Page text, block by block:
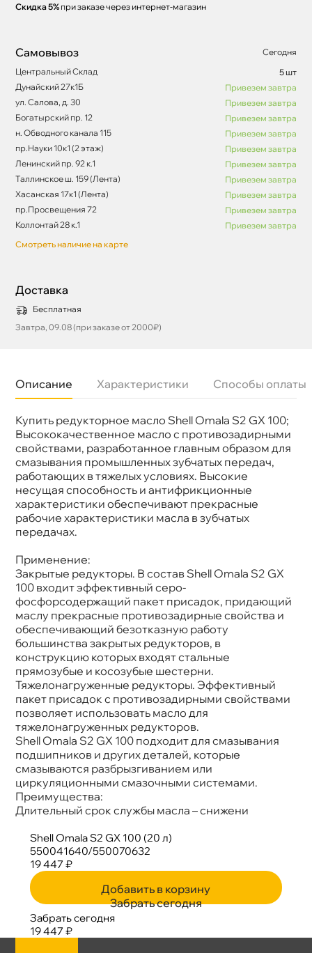
Скидка 5% при заказе через интернет-магазин
Самовывоз
Сегодня
Центральный Склад
5 шт
Дунайский 27к1Б
Привезем завтра
ул. Салова, д. 30
Привезем завтра
Богатырский пр. 12
Привезем завтра
н. Обводного канала 115
Привезем завтра
пр.Науки 10к1 (2 этаж)
Привезем завтра
Ленинский пр. 92 к.1
Привезем завтра
Таллинское ш. 159 (Лента)
Привезем завтра
Хасанская 17к1 (Лента)
Привезем завтра
пр.Просвещения 72
Привезем завтра
Коллонтай 28 к.1
Привезем завтра
Смотреть наличие на карте
Доставка
Бесплатная
Завтра, 09.08 (при заказе от 2000₽)
Описание Характеристики Способы оплаты
Купить редукторное масло Shell Omala S2 GX 100;
ысококачественное масло с противозадирными
свойствами, разработанное главным образом для
смазывания промышленных зубчатых передач,
работающих в тяжелых условиях. Высокие
несущая способность и антифрикционные
характеристики обеспечивают прекрасные
рабочие характеристики масла в зубчатых
передачах.
Применение:
Закрытые редукторы. В состав Shell Omala S2 GX
100 входит эффективный серо-
фосфорсодержащий пакет присадок, придающий
маслу прекрасные противозадирные свойства и
обеспечивающий безотказную работу
ольшинства закрытых редукторов,
конструкцию которых входят стальные
прямозубые и косозубые шестерни.
Тяжелонагруженные редукторы. Эффективный
пакет присадок с противозадирными свойствами
позволяет использовать масло для
тяжелонагруженных редукторов.
Shell Omala S2 GX 100 подходит для смазывания
подшипников и других деталей, которые
смазываются разбрызгиванием или
циркуляционными смазочными системами.
Преимущества:
Длительный срок службы масла – снижени
язкость
ISO 100
Бренд
Тип масла
Минеральное
Спецификации
AGMA 9005 E02 DIN 51517-3 CLP ISO 12925-1
Объем
20л
Артикул
550041640/550070632
Применение
Редукторное
Shell Omala S2 GX 100 (20 л)
550041640/550070632
19 447 ₽
Добавить в корзину
Забрать сегодня
Забрать сегодня
19 447 ₽